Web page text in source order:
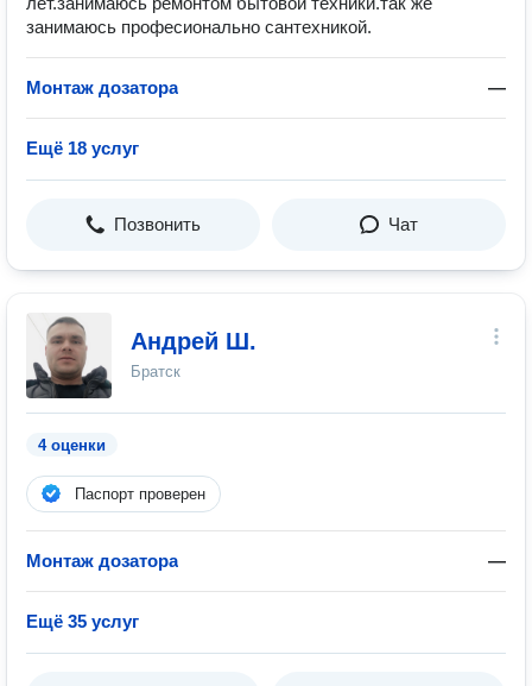
занимаюсь професионально сантехникой.
Монтаж дозатора —
Ещё 18 услуг
Позвонить Чат
Андрей Ш.
Братск
4 оценки
Паспорт проверен
Монтаж дозатора —
Ещё 35 услуг